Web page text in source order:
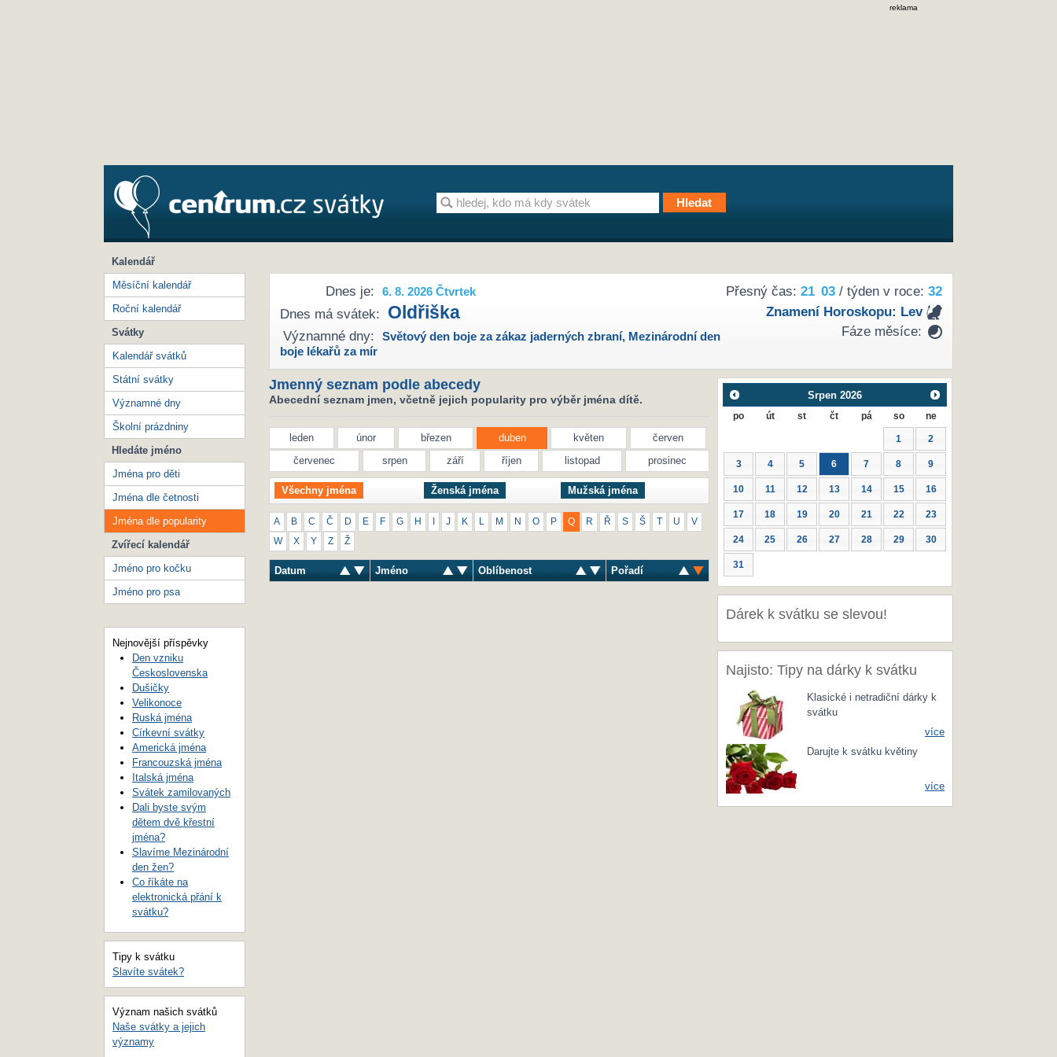
reklama
Přesný čas: 21 03/ týden v roce: 32
Znamení Horoskopu: Lev
Fáze měsíce:
Dnes je: 6. 8. 2026 Čtvrtek
Dnes má svátek: Oldřiška
Významné dny: Světový den boje za zákaz jaderných zbraní, Mezinárodní den
boje lékařů za mír
Jmenný seznam podle abecedy
Abecední seznam jmen, včetně jejich popularity pro výběr jména dítě.
leden únor březen duben květen
červen
červenec
srpen září říjen listopad prosinec
Všechny jména Ženská jména Mužská jména
A B C Č D E F G H J K M N O P Q R Ř S Š T U V
W X Y Z Ž
Datum Jméno Oblíbenost Pořadí
Srpen 2026
po út st čt pá so ne
1 2
3 4 5 6 7 8 9
10 11 12 13 14 15 16
17 18 19 20 21 22 23
24 25 26 27 28 29 30
31
Dárek k svátku se slevou!
Najisto: Tipy na dárky k svátku
Klasické i netradiční dárky k
svátku
více
Darujte k svátku květiny
více
Kalendář
Měsíční kalendář
Roční kalendář
Svátky
Kalendář svátků
Státní svátky
Významné dny
Školní prázdniny
Hledáte jméno
Jména pro děti
Jména dle četnosti
Jména dle popularity
Zvířecí kalendář
Jméno pro kočku
Jméno pro psa
Nejnovější příspěvky
Den vzniku
Československa
Dušičky
Velikonoce
Ruská jména
Církevní svátky
Americká jména
Francouzská jména
Italská jména
Svátek zamilovaných
Dali byste svým
dětem dvě křestní
jména?
Slavíme Mezinárodní
den žen?
Co říkáte na
elektronická přání k
svátku?
Tipy k svátku
Slavíte svátek?
Význam našich svátků
Naše svátky a jejich
významy